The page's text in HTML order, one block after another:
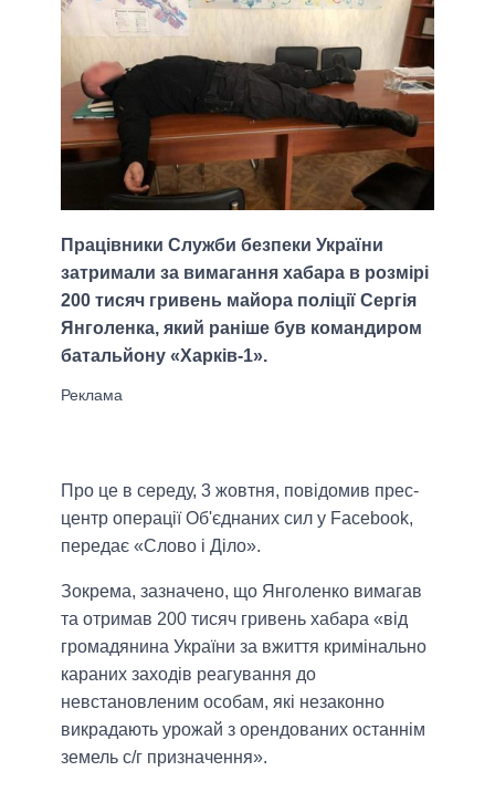
Працівники Служби безпеки України
затримали за вимагання хабара в розмірі
200 тисяч гривень майора поліції Сергія
Янголенка, який раніше був командиром
батальйону «Харків-1».
Про це в середу, 3 жовтня, повідомив прес-
центр операції Об'єднаних сил у Facebook,
передає «Слово і Діло».
Зокрема, зазначено, що Янголенко вимагав
та отримав 200 тисяч гривень хабара «від
громадянина України за вжиття кримінально
караних заходів реагування до
невстановленим особам, які незаконно
викрадають урожай з орендованих останнім
земель с/г призначення».